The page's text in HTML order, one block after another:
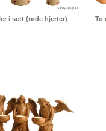
i sett (røde hjerter) To